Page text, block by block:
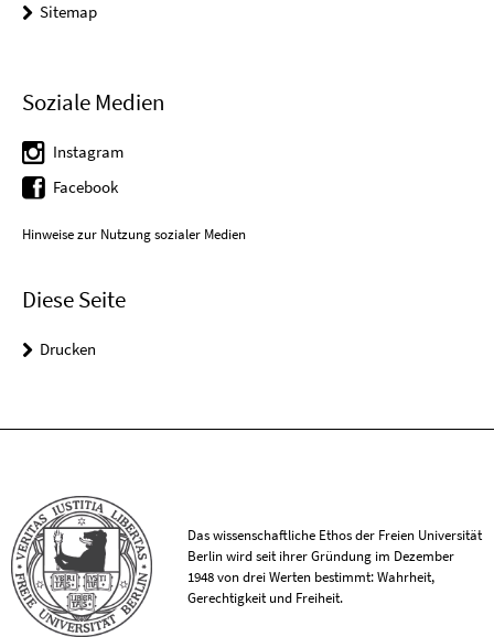
Sitemap
Soziale Medien
Instagram
Facebook
Hinweise zur Nutzung sozialer Medien
Diese Seite
Drucken
Das wissenschaftliche Ethos der Freien Universität
Berlin wird seit ihrer Gründung im Dezember
1948 von drei Werten bestimmt: Wahrheit,
Gerechtigkeit und Freiheit.